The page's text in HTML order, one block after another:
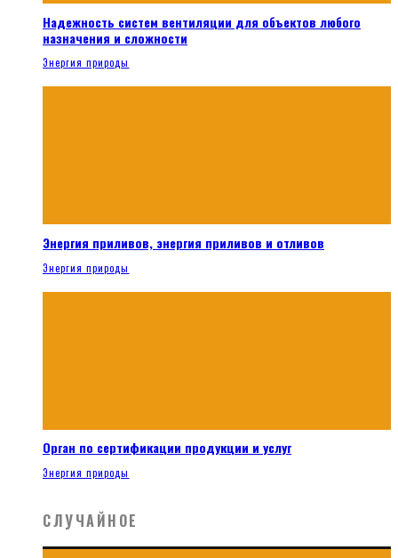
Надежность систем вентиляции для объектов любого
назначения и сложности
Энергия природы
Энергия приливов, энергия приливов и отливов
Энергия природы
Орган по сертификации продукции и услуг
Энергия природы
СЛУЧАЙНОЕ